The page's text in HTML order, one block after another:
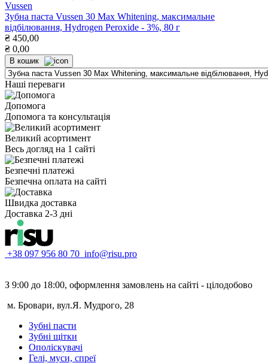
Vussen
Зубна паста Vussen 30 Max Whitening, максимальне
відбілювання, Hydrogen Peroxide - 3%, 80 г
₴ 450,00
₴ 0,00
В кошик
Наші переваги
Допомога
Допомога та консультація
Великий асортимент
Весь догляд на 1 сайті
Безпечні платежі
Безпечна оплата на сайті
Швидка доставка
Доставка 2-3 дні
+38 097 956 80 70 info@risu.pro
З 9:00 до 18:00, оформлення замовлень на сайті - цілодобово
м. Бровари, вул.Я. Мудрого, 28
Зубні пасти
Зубні щітки
Ополіскувачі
Гелі, муси, спреї